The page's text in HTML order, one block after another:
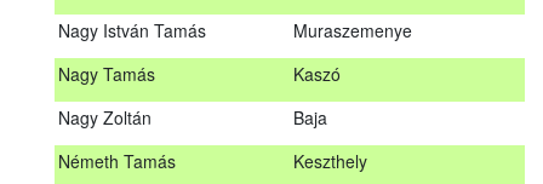
Nagy István Tamás
Muraszemenye
Nagy Tamás
Kaszó
Nagy Zoltán
Baja
Németh Tamás
Keszthely
Molnár Zoltán
Somogyszob
Nagy Andrea
Nagy Gábor
Járdánháza
Muraszemenye